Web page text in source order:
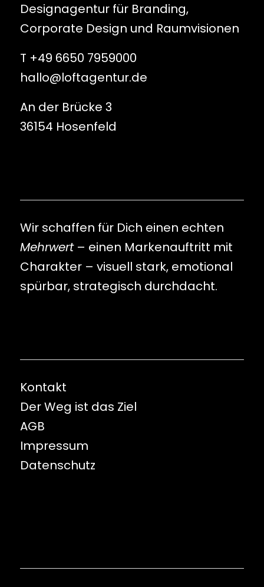
Designagentur für Branding,
Corporate Design und Raumvisionen
T +49 6650 7959000
hallo@loftagentur.de
An der Brücke 3
36154 Hosenfeld
Wir schaffen für Dich einen echten
Mehrwert– einen Markenauftritt mit
Charakter – visuell stark, emotional
spürbar, strategisch durchdacht.
Kontakt
Der Weg ist das Ziel
AGB
Impressum
Datenschutz